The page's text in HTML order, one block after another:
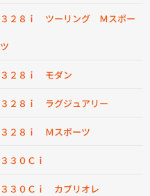
３２８ｉ ツーリング Ｍスポー
ツ
３２８ｉ モダン
３２８ｉ ラグジュアリー
３２８ｉ Ｍスポーツ
３３０Ｃｉ
３３０Ｃｉ カブリオレ